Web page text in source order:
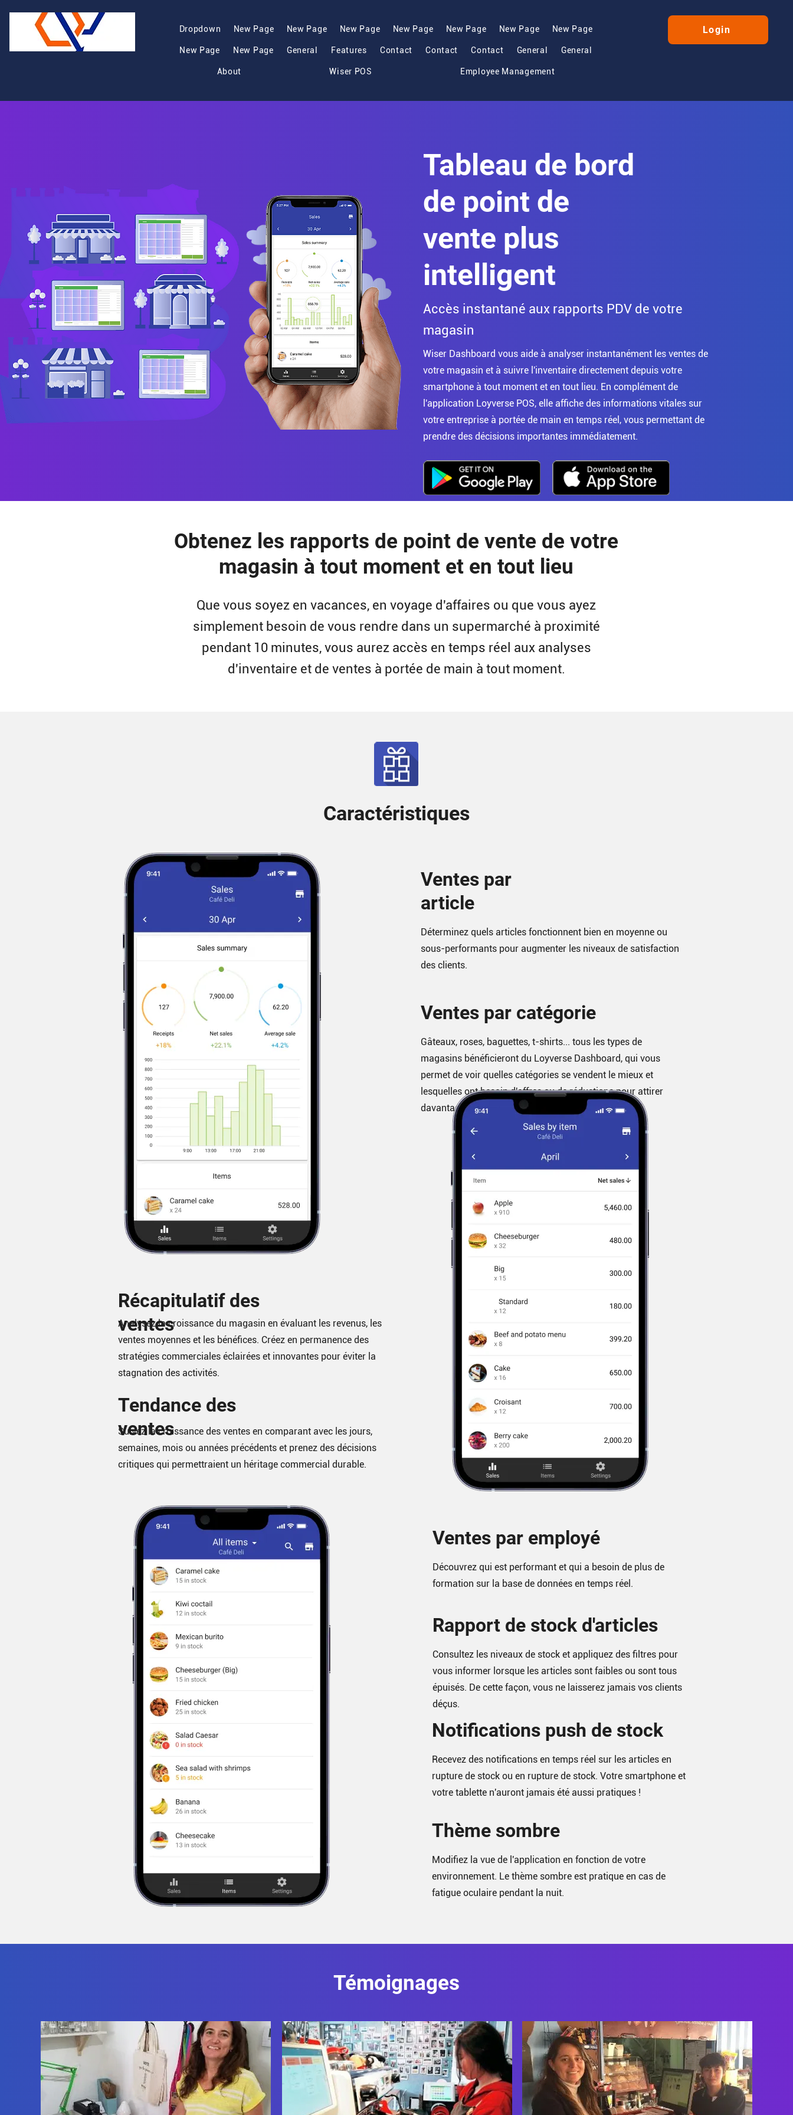
Dropdown New Page New Page New Page New Page New Page New Page New Page
New Page New Page General Features Contact Contact Contact General General
About Wiser POS Employee Management
Login
Tableau de bord
de point de
vente plus
intelligent
Accès instantané aux rapports PDV de votre
magasin
Wiser Dashboard vous aide à analyser instantanément les ventes de
votre magasin et à suivre l'inventaire directement depuis votre
smartphone à tout moment et en tout lieu. En complément de
l'application Loyverse POS, elle affiche des informations vitales sur
votre entreprise à portée de main en temps réel, vous permettant de
prendre des décisions importantes immédiatement.
Obtenez les rapports de point de vente de votre
magasin à tout moment et en tout lieu
Que vous soyez en vacances, en voyage d'affaires ou que vous ayez
simplement besoin de vous rendre dans un supermarché à proximité
pendant 10 minutes, vous aurez accès en temps réel aux analyses
d'inventaire et de ventes à portée de main à tout moment.
Caractéristiques
Ventes par
article
Déterminez quels articles fonctionnent bien en moyenne ou
sous-performants pour augmenter les niveaux de satisfaction
des clients.
Ventes par catégorie
Gâteaux, roses, baguettes, t-shirts... tous les types de
magasins bénéficieront du Loyverse Dashboard, qui vous
permet de voir quelles catégories se vendent le mieux et
lesquelles ont besoin d'offres ou de réductions pour attirer
davantage l'attention.
Analysez la croissance du magasin en évaluant les revenus, les
ventes moyennes et les bénéfices. Créez en permanence des
stratégies commerciales éclairées et innovantes pour éviter la
stagnation des activités.
Suivez la croissance des ventes en comparant avec les jours,
semaines, mois ou années précédents et prenez des décisions
critiques qui permettraient un héritage commercial durable.
Récapitulatif des
ventes
Tendance des
ventes
Ventes par employé
Découvrez qui est performant et qui a besoin de plus de
formation sur la base de données en temps réel.
Rapport de stock d'articles
Consultez les niveaux de stock et appliquez des filtres pour
vous informer lorsque les articles sont faibles ou sont tous
épuisés. De cette façon, vous ne laisserez jamais vos clients
déçus.
Notifications push de stock
Recevez des notifications en temps réel sur les articles en
rupture de stock ou en rupture de stock. Votre smartphone et
votre tablette n'auront jamais été aussi pratiques !
Thème sombre
Modifiez la vue de l'application en fonction de votre
environnement. Le thème sombre est pratique en cas de
fatigue oculaire pendant la nuit.
Témoignages